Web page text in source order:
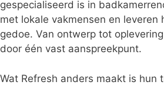
gespecialiseerd is in
met lokale vakmensen en leveren
gedoe. Van ontwerp tot
door één vast aanspreekpunt.
Wat Refresh anders maakt is hun